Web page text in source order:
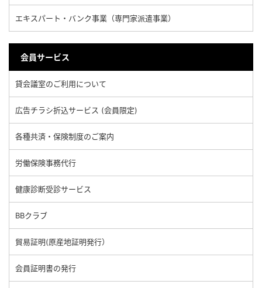
エキスパート・バンク事業（専門家派遣事業）
会員サービス
貸会議室のご利用について
広告チラシ折込サービス (会員限定)
各種共済・保険制度のご案内
労働保険事務代行
健康診断受診サービス
BBクラブ
貿易証明(原産地証明発行）
会員証明書の発行